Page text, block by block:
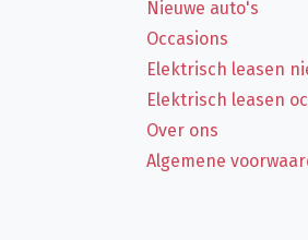
Nieuwe auto's
Occasions
Elektrisch leasen
Elektrisch leasen
Over ons
Algemene